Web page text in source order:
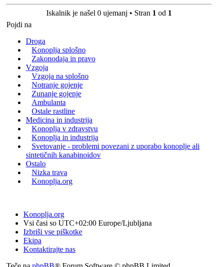
Iskalnik je našel 0 ujemanj • Stran 1 od 1
Pojdi na
Droga
Konoplja splošno
Zakonodaja in pravo
Vzgoja
Vzgoja na splošno
Notranje gojenje
Zunanje gojenje
Ambulanta
Ostale rastline
Medicina in industrija
Konoplja v zdravstvu
Konoplja in industrija
Svetovanje - problemi povezani z uporabo konoplje ali
sintetičnih kanabinoidov
Ostalo
Nizka trava
Konoplja.org
Konoplja.org
Vsi časi so UTC+02:00 Europe/Ljubljana
Izbriši vse piškotke
Ekipa
Kontaktirajte nas